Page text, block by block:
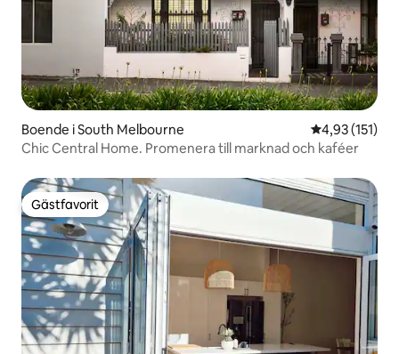
Boende i South Melbourne 4,93 av 5 i
4,93 (151)
Chic Central Home. Promenera till marknad och kaféer
Gästfavorit
Gästfavorit